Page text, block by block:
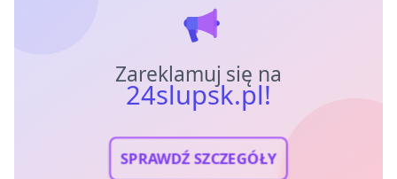
Zareklamuj się na
24slupsk.pl!
SPRAWDŹ SZCZEGÓŁY